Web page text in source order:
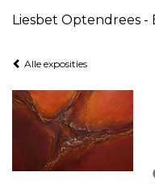
Alle exposities